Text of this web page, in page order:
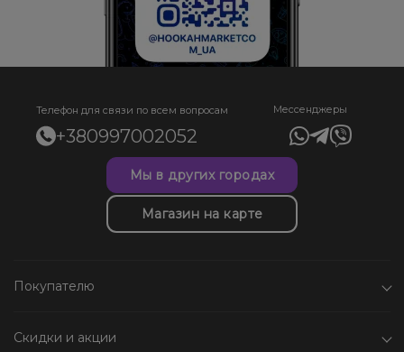
Телефон для связи по всем вопросам
+380997002052
Мессенджеры
Мы в других городах
Магазин на карте
Покупателю
Скидки и акции